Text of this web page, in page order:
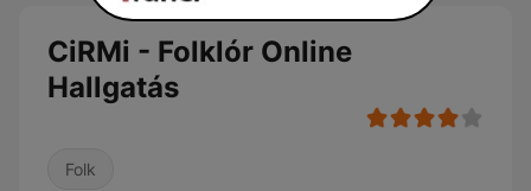
CiRMi - Folklór Online
Hallgatás
Folk